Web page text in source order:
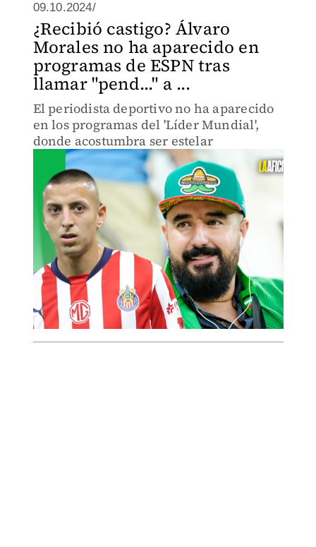
09.10.2024/
¿Recibió castigo? Álvaro
Morales no ha aparecido en
programas de ESPN tras
llamar "pend..." a ...
El periodista deportivo no ha aparecido
en los programas del 'Líder Mundial',
donde acostumbra ser estelar